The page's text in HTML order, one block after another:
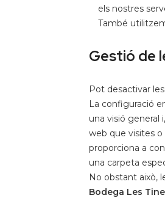
els nostres
També
Gestió de
Pot desactivar
La configuració
una visió general
web que visites
proporciona a
una carpeta
No obstant això,
Bodega Les